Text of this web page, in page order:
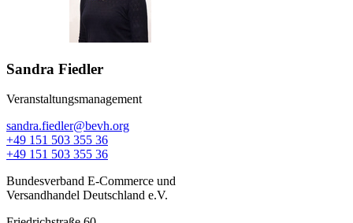
Sandra Fiedler
Veranstaltungsmanagement
sandra.fiedler@bevh.org
+49 151 503 355 36
+49 151 503 355 36
Bundesverband E-Commerce und
Versandhandel Deutschland e.V.